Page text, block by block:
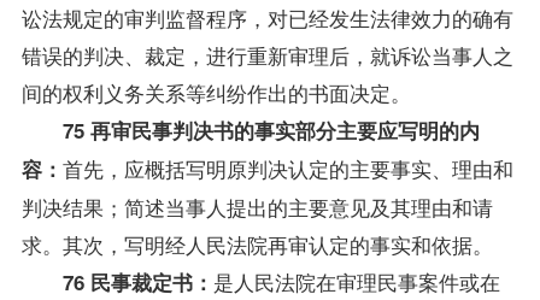
讼法规定的审判监督程序，对已经发生法律效力的确有
错误的判决、裁定，进行重新审理后，就诉讼当事人之
间的权利义务关系等纠纷作出的书面决定。
75 再审民事判决书的事实部分主要应写明的内
容： 首先，应概括写明原判决认定的主要事实、理由和
判决结果；简述当事人提出的主要意见及其理由和请
求。其次，写明经人民法院再审认定的事实和依据。
76 民事裁定书： 是人民法院在审理民事案件或在